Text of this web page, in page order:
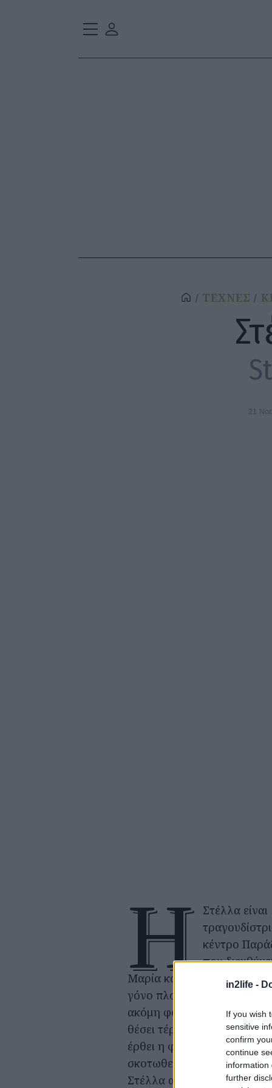
in2life -
If you wish
sensitive
confirm
continue
information
further
ΤΕΧΝΕΣ
21
Η
Στέλλα είναι
κέντρο
που
Μαρία και έχει δεσμό με
γόνο πλούσιας οικογένειας.
ακόμη φορά, αυτή θα είναι
θέσει τέρμα στο δεσμό
έρθει η φθορά. Ο Αλέκος θα
σκοτωθεί σε ένα ατύχημα.
Στέλλα αρχικά θα